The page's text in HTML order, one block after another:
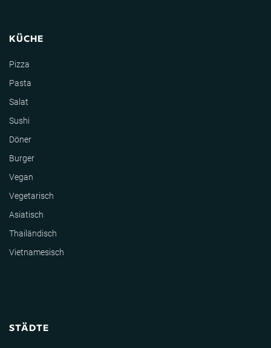
KÜCHE
Pizza
Pasta
Salat
Sushi
Döner
Burger
Vegan
Vegetarisch
Asiatisch
Thailändisch
Vietnamesisch
STÄDTE